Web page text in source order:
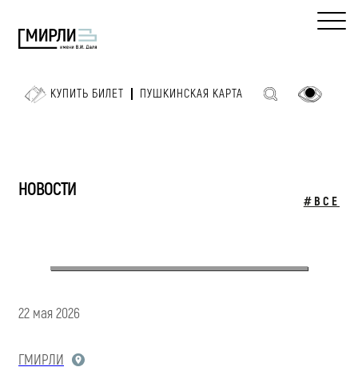
КУПИТЬ БИЛЕТ ПУШКИНСКАЯ КАРТА
НОВОСТИ
#ВСЕ
22 мая 2026
ГМИРЛИ